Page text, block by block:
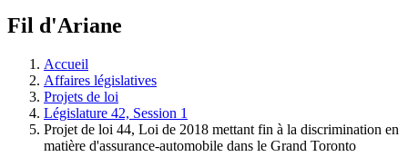
à
législative.
Fil d'Ariane
Accueil
Affaires législatives
Projets de loi
Législature 42, Session 1
Projet de loi 44, Loi de 2018 mettant fin à la discrimination en
matière d'assurance-automobile dans le Grand Toronto